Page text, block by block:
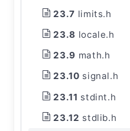
limits.h
locale.h
math.h
signal.h
stdint.h
stdlib.h